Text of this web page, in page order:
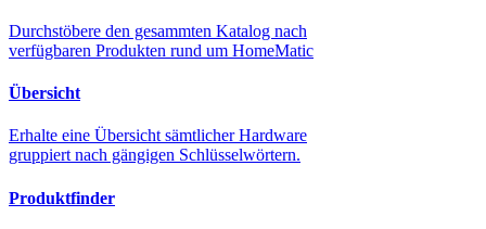
Durchstöbere den gesammten Katalog nach
verfügbaren Produkten rund um HomeMatic
Übersicht
Erhalte eine Übersicht sämtlicher Hardware
gruppiert nach gängigen Schlüsselwörtern.
Produktfinder